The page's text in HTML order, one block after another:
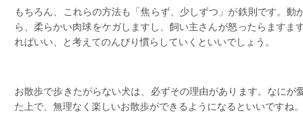
もちろん、これらの方法も「焦らず、少しずつ」が鉄則です。
ら、柔らかい肉球をケガしますし、飼い主さんが怒ったらます
ればいい、と考えてのんびり慣らしていくといいでしょう。
お散歩で歩きたがらない犬は、必ずその理由があります。なに
た上で、無理なく楽しいお散歩ができるようになるといいですね。